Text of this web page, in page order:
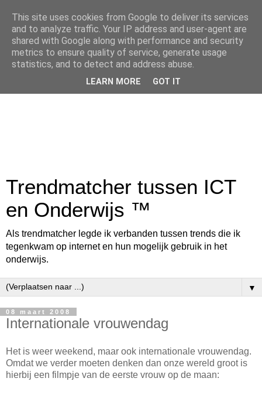
Trendmatcher tussen ICT
en Onderwijs ™
Als trendmatcher legde ik verbanden tussen trends die ik
tegenkwam op internet en hun mogelijk gebruik in het
onderwijs.
▼
08 maart 2008
Internationale vrouwendag
Het is weer weekend, maar ook internationale vrouwendag.
Omdat we verder moeten denken dan onze wereld groot is
hierbij een filmpje van de eerste vrouw op de maan:
This site uses cookies from Google to deliver its services
and to analyze traffic. Your IP address and user-agent are
shared with Google along with performance and security
metrics to ensure quality of service, generate usage
statistics, and to detect and address abuse.
LEARN MORE GOT IT